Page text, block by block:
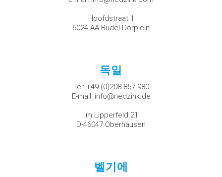
Hoofdstraat 1
6024 AA Budel-Dorplein
독일
Tel: +49 (0)208 857 980
E-mail: info@nedzink.de
Im Lipperfeld 21
D-46047 Oberhausen
벨기에